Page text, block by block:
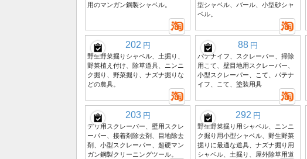
用のマンガン鋼製シャベル。
型シャベル、バール、小型砂シャ
ベル。
202 円
野生野菜掘りシャベル、土掘り、
野菜植え付け、除草道具、ニンニ
ク掘り、野菜掘り、ナズナ掘りな
どの農具。
88 円
パテナイフ、スクレーパー、掃除
用こて、壁目地用スクレーパー、
小型スクレーパー、こて、パテナ
イフ、こて、塗装用具
203 円
デリ用スクレーパー、壁用スクレ
ーパー、接着剤除去剤、目地除去
剤、小型スクレーパー、超硬マン
ガン鋼製クリーニングツール。
292 円
野生野菜掘り用シャベル、ニンニ
ク掘り用小型シャベル、野生野菜
掘りに最適な道具、ナズナ掘り用
シャベル、土掘り、屋外除草用道